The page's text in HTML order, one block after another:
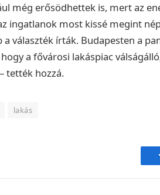
még erősödhettek is, mert az
ingatlanok most kissé megint
választék írták. Budapesten a
a fővárosi lakáspiac
tették hozzá.
lakás